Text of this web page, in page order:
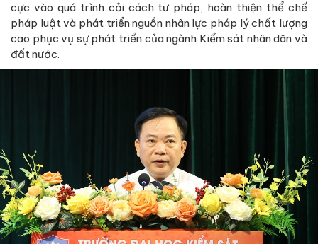
cực vào quá trình cải cách tư pháp, hoàn thiện thể chế
pháp luật và phát triển nguồn nhân lực pháp lý chất lượng
cao phục vụ sự phát triển của ngành Kiểm sát nhân dân và
đất nước.